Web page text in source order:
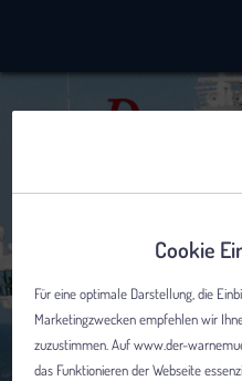
Cookie
Für eine optimale Darstellung, die
Marketingzwecken empfehlen wir
zuzustimmen. Auf www.der-
das Funktionieren der Webseite